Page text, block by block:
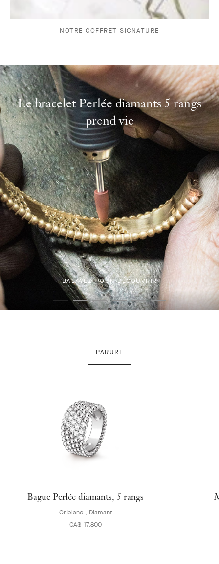
NOTRE COFFRET SIGNATURE
Le bracelet Perlée diamants 5 rangs
prend vie
BALAYEZ POUR DÉCOUVRIR
PARURE
Bague Perlée diamants, 5 rangs
Or blanc , Diamant
CA$ 17,800